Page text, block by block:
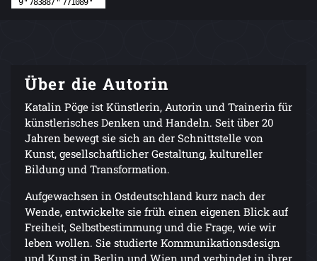
Über die Autorin
Katalin Pöge ist Künstlerin, Autorin und Trainerin für
künstlerisches Denken und Handeln. Seit über 20
Jahren bewegt sie sich an der Schnittstelle von
Kunst, gesellschaftlicher Gestaltung, kultureller
Bildung und Transformation.
Aufgewachsen in Ostdeutschland kurz nach der
Wende, entwickelte sie früh einen eigenen Blick auf
Freiheit, Selbstbestimmung und die Frage, wie wir
leben wollen. Sie studierte Kommunikationsdesign